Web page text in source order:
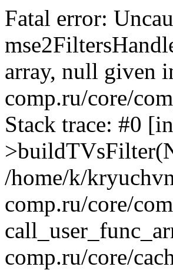
Fatal error:
array, null given
comp.ru/core/
Stack trace: #0
/home/k/
comp.ru/core/
comp.ru/core/